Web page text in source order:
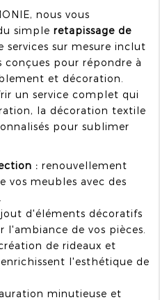
nous vous
simple retapissage de
services sur mesure inclut
pour répondre à
et décoration.
un service complet qui
la décoration textile
pour sublimer
: renouvellement
meubles avec des
d'éléments décoratifs
de vos pièces.
de rideaux et
l'esthétique de
minutieuse et